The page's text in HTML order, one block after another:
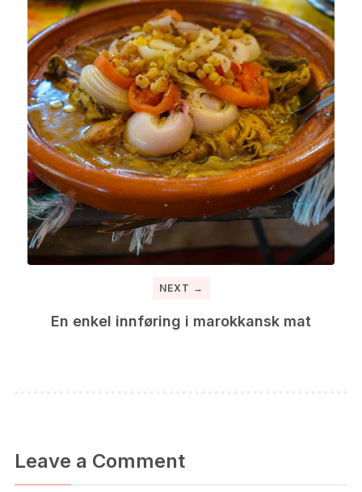
NEXT →
En enkel innføring i marokkansk mat
Leave a Comment